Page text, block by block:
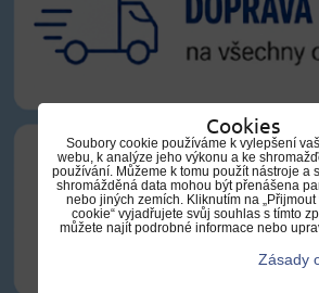
Cookies
Soubory cookie používáme k vylepšení
webu, k analýze jeho výkonu a ke
používání. Můžeme k tomu použít nástroje a
shromážděná data mohou být přenášena
nebo jiných zemích. Kliknutím na
cookie“ vyjadřujete svůj souhlas s tímto
můžete najít podrobné informace nebo
Zásady